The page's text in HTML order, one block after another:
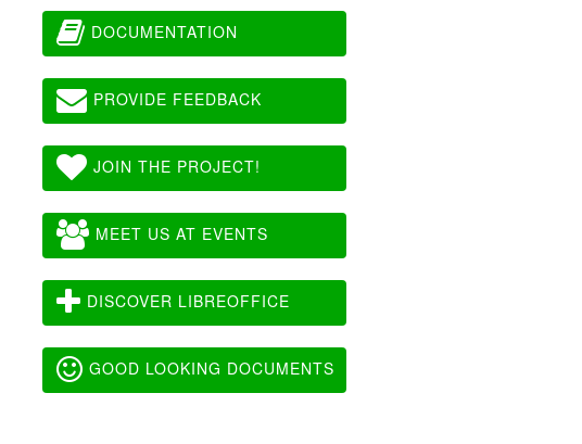
DOCUMENTATION
PROVIDE FEEDBACK
JOIN THE PROJECT!
MEET US AT EVENTS
DISCOVER LIBREOFFICE
GOOD LOOKING DOCUMENTS